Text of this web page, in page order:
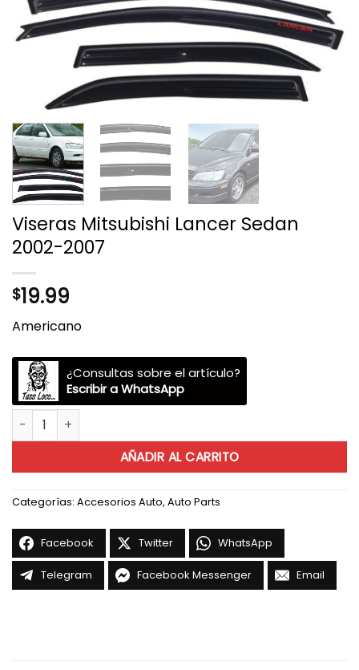
Viseras Mitsubishi Lancer Sedan
2002-2007
$19.99
Americano
¿Consultas sobre el artículo?
Escribir a WhatsApp
Viseras Mitsubishi Lancer Sedan 2002-2007 cantidad
AÑADIR AL CARRITO
Categorías: Accesorios Auto, Auto Parts
Facebook Twitter WhatsApp
Telegram Facebook Messenger Email